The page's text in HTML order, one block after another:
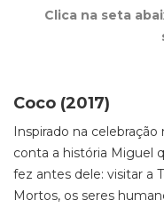
Clica na seta
Coco (2017)
Inspirado na
conta a história Miguel
fez antes dele: visitar a
Mortos, os seres